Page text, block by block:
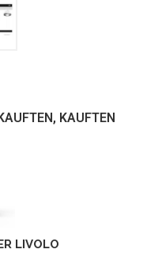
KAUFTEN
LIVOLO